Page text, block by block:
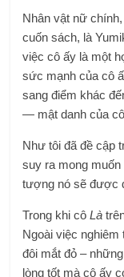
Nhân vật nữ
cuốn sách, là
việc cô ấy là một
sức mạnh của cô
sang điểm khác
— mật danh của
Như tôi đã đề cập
suy ra mong
tượng nó sẽ được
Trong khi côLà
Ngoài việc
đôi mắt đỏ –
lòng tốt mà cô ấy